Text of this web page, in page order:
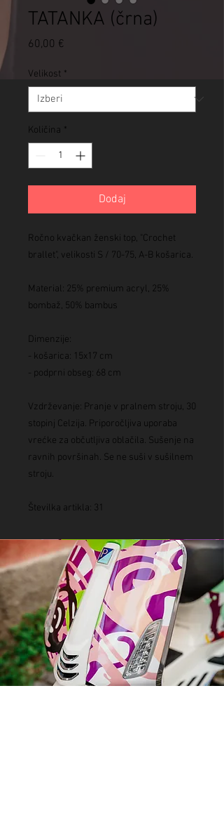
TATANKA (črna)
60,00 €
Velikost *
Količina *
Dodaj
Ročno kvačkan ženski top, "Crochet
brallet", velikosti S / 70-75, A-B košarica.
Material: 25% premium acryl, 25%
bombaž, 50% bambus
Dimenzije:
- košarica: 15x17 cm
- podprni obseg: 68 cm
Vzdrževanje: Pranje v pralnem stroju, 30
stopinj Celzija. Priporočljiva uporaba
vrećke za občutljiva oblačila. Sušenje na
ravnih površinah. Se ne suši v sušilnem
stroju.
Številka artikla: 31